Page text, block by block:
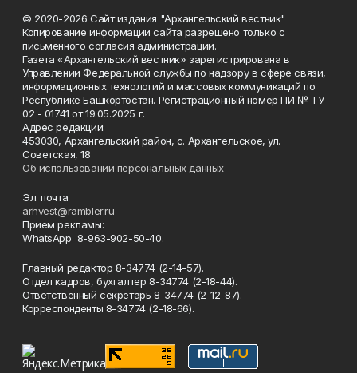
© 2020-2026 Сайт издания "Архангельский вестник"
Копирование информации сайта разрешено только с
письменного согласия администрации.
Газета «Архангельский вестник» зарегистрирована в
Управлении Федеральной службы по надзору в сфере связи,
информационных технологий и массовых коммуникаций по
Республике Башкортостан. Регистрационный номер ПИ № ТУ
02 - 01741 от 19.05.2025 г.
Адрес редакции:
453030, Архангельский район, с. Архангельское, ул.
Советская, 18
Об использовании персональных данных
Эл. почта
arhvest@rambler.ru
Прием рекламы:
WhatsApp 8-963-902-50-40.
Главный редактор 8-34774 (2-14-57).
Отдел кадров, бухгалтер 8-34774 (2-18-44).
Ответственный секретарь 8-34774 (2-12-87).
Корреспонденты 8-34774 (2-18-66).